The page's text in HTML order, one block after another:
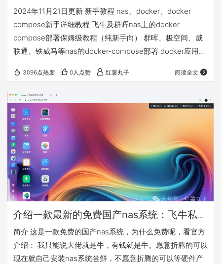
2024年11月21日更新 新手教程 nas、docker、docker
compose新手详细教程 飞牛及群晖nas上的docker
compose部署保姆级教程（纯新手向） 群晖、极空间、威
联通、铁威马等nas的docker-compose部署 docker应用
docker拉取不了 配置使用镜像源 不定期更新的docker镜像
异地访问的4种方案，哪个适合我 飞牛nas的4种远程访问
方…
3096点热度 0人点赞 红薯丸子 阅读全文
介绍一款最新的免费国产nas系统：飞牛私有
云fnOS
简介 这是一款免费的国产nas系统，为什么免费呢，看官方
介绍： 我只能说大佬就是牛，有钱就是牛。愿意折腾的可以
现在就自己安装nas系统尝鲜，不愿意折腾的可以等硬件产